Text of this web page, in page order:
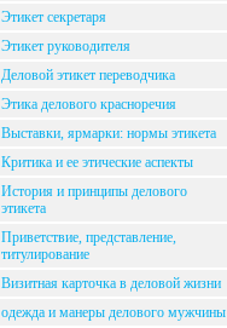
Этикет секретаря
Этикет руководителя
Деловой этикет переводчика
Этика делового красноречия
Выставки, ярмарки: нормы этикета
Критика и ее этические аспекты
История и принципы делового
этикета
Приветствие, представление,
титулирование
Визитная карточка в деловой жизни
одежда и манеры делового мужчины